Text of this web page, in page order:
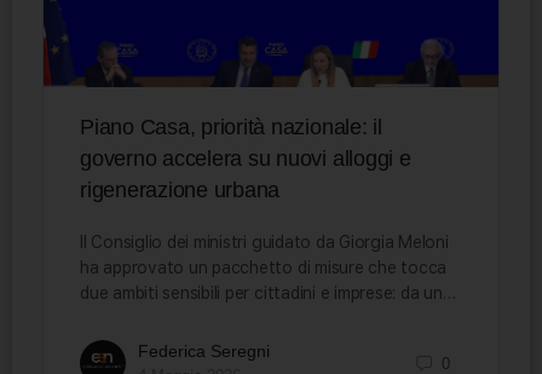
Piano Casa, priorità nazionale: il
governo accelera su nuovi alloggi e
rigenerazione urbana
Il Consiglio dei ministri guidato da Giorgia Meloni
ha approvato un pacchetto di misure che tocca
due ambiti sensibili per cittadini e imprese: da un…
Federica Seregni
0